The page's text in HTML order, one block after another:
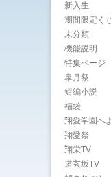
新入生
期間限定く
未分類
機能説明
特集ページ
皐月祭
短編小説
福袋
翔愛学園へ
翔愛祭
翔栄TV
道玄坂TV